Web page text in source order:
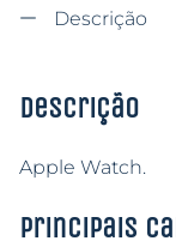
Descrição
Descrição
Apple Watch.
Principais